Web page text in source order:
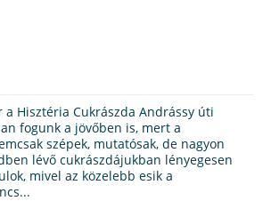
Hisztéria Cukrászda Andrássy úti
fogunk a jövőben is, mert a
szépek, mutatósak, de nagyon
lévő cukrászdájukban lényegesen
mivel az közelebb esik a